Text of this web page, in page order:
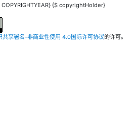
COPYRIGHTYEAR} {$ copyrightHolder}
共享署名-非商业性使用 4.0国际许可协议的许可。